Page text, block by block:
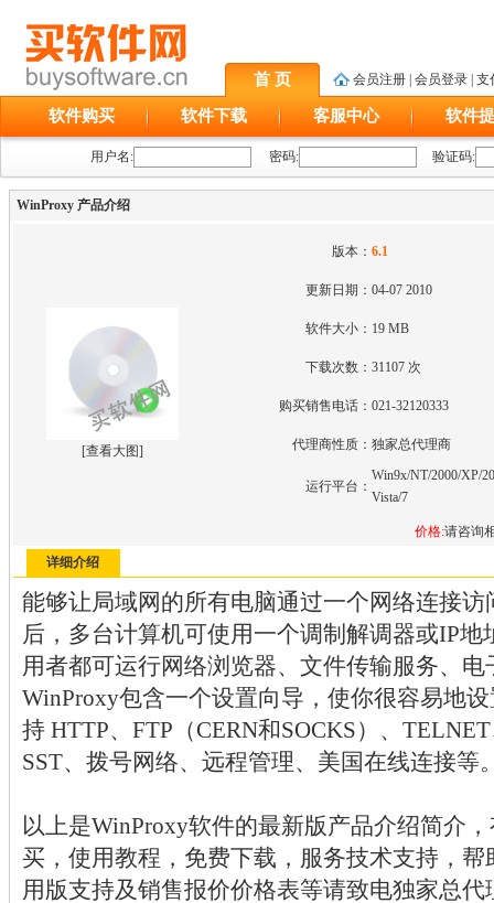
首 页 会员注册 会员登录 支
软件购买 软件下载 客服中心 软件
用户名: 密码: 验证码:
WinProxy 产品介绍
[查看大图]
版本：6.1
更新日期：04-07 2010
软件大小： 19 MB
下载次数：31107 次
购买销售电话：021-32120333
代理商性质：独家总代理商
运行平台：
Win9x/NT/2000/XP/
Vista/7
价格:请咨
详细介绍
能够让局域网的所有电脑通过一个网络连接访
后，多台计算机可使用一个调制解调器或IP地
用者都可运行网络浏览器、文件传输服务、
WinProxy包含一个设置向导，使你很容易地
持 HTTP、FTP（CERN和SOCKS）、
SST、拨号网络、远程管理、美国在线连接等
以上是WinProxy软件的最新版产品介绍简介
买，使用教程，免费下载，服务技术支持，
用版支持及销售报价价格表等请致电独家总